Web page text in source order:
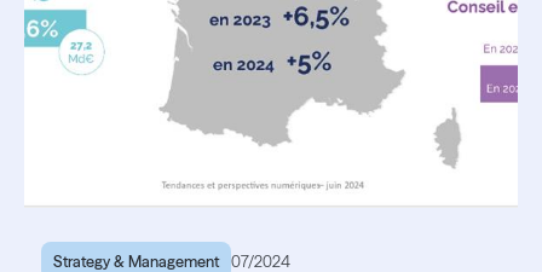
Strategy & Management 07/2024